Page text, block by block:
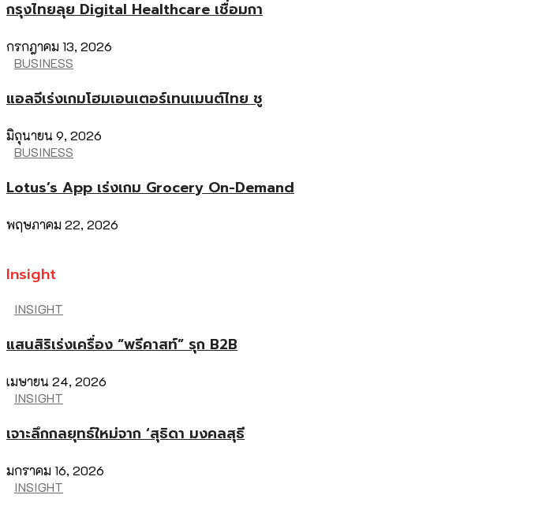
กรุงไทยลุย Digital Healthcare เชื่อมกา
กรกฎาคม 13, 2026
BUSINESS
แอลจีเร่งเกมโฮมเอนเตอร์เทนเมนต์ไทย ชู
มิถุนายน 9, 2026
BUSINESS
Lotus’s App เร่งเกม Grocery On-Demand
พฤษภาคม 22, 2026
Insight
INSIGHT
แสนสิริเร่งเครื่อง “พรีคาสท์” รุก B2B
เมษายน 24, 2026
INSIGHT
เจาะลึกกลยุทธ์ใหม่จาก ‘สุธิดา มงคลสุธี
มกราคม 16, 2026
INSIGHT